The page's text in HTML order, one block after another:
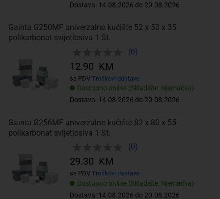
Dostava: 14.08.2026 do 20.08.2026
Gainta G250MF univerzalno kućište 52 x 50 x 35
polikarbonat svijetlosiva 1 St.
(0)
Dostupno online (Skladište: Njemačka)
Dostava: 14.08.2026 do 20.08.2026
12.90 KM
sa PDV Troškovi dostave
Gainta G256MF univerzalno kućište 82 x 80 x 55
polikarbonat svijetlosiva 1 St.
(0)
Dostupno online (Skladište: Njemačka)
Dostava: 14.08.2026 do 20.08.2026
29.30 KM
sa PDV Troškovi dostave